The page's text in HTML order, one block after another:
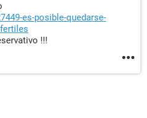
es-posible-quedarse-
!!!